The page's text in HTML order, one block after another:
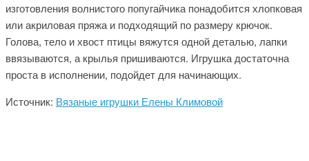
изготовления волнистого попугайчика понадобится хлопковая
или акриловая пряжа и подходящий по размеру крючок.
Голова, тело и хвост птицы вяжутся одной деталью, лапки
ввязываются, а крылья пришиваются. Игрушка достаточна
проста в исполнении, подойдет для начинающих.
Источник: Вязаные игрушки Елены Климовой